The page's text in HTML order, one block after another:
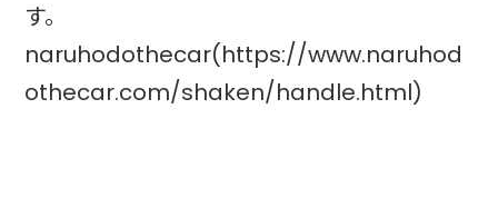
す。
naruhodothecar(https://www.naruhod
othecar.com/shaken/handle.html)